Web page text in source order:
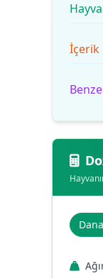
İçerik